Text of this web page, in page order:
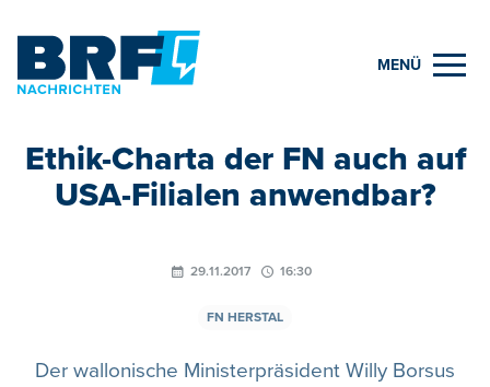
MENÜ
Ethik-Charta der FN auch auf
USA-Filialen anwendbar?
29.11.2017 16:30
FN HERSTAL
Der wallonische Ministerpräsident Willy Borsus